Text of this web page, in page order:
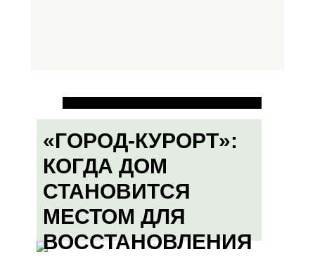
«ГОРОД-КУРОРТ»:
КОГДА ДОМ
СТАНОВИТСЯ
МЕСТОМ ДЛЯ
ВОССТАНОВЛЕНИЯ